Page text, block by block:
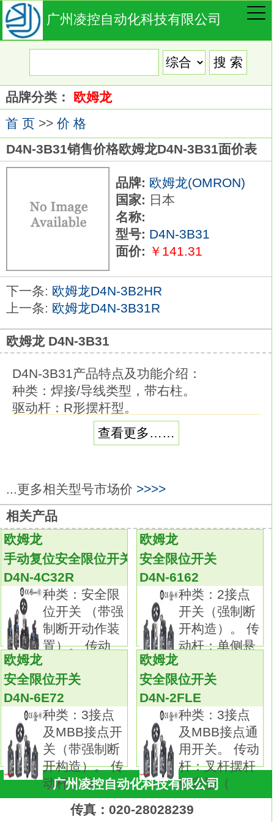
广州凌控自动化科技有限公司
品牌分类：
欧姆龙
首 页>> 价 格
D4N-3B31销售价格欧姆龙D4N-3B31面价表
品牌: 欧姆龙(OMRON)
国家: 日本
名称:
型号: D4N-3B31
面价: ￥141.31
下一条: 欧姆龙D4N-3B2HR
上一条: 欧姆龙D4N-3B31R
欧姆龙 D4N-3B31
D4N-3B31产品特点及功能介绍：
种类：焊接/导线类型，带右柱。
驱动杆：R形摆杆型。
端子规格：带导线，左侧引出。
接触规格：1a。
本体部分尺寸为前代产品的78%,有利于设
备的小型化欧姆龙D4N-3B31。
没有摆杆也同样使用方便的长行程规格
（OT参考值： 1.4mm）。
不含对环境有害的物质，导线类型也实现了
无铅化D4N-3B31
种类：2接点开关（强制断
开构造）。
传动杆：柱塞型。
导管尺寸：单导管型，M20欧姆龙D4N-
3B31。
内置开关构造：2NC（速动型）。
广受好评的安全限位开关可以提供全系列符
合国际标准的产品。
产品包含带有1NC/1NO、2NC、2NC/1NO
和3NC接点形式的型号。
（还可以提供MBB接点慢动型。）
另外可提供M12连接型，更加节省劳动力，
更换更方便。
标准的镀金接点保证了接触的高可靠性欧姆
龙D4N-3B31。
查看更多……
...更多相关型号市场价 >>>>
相关产品
欧姆龙
手动复位安全限位开关
D4N-4C32R
种类：安全限
位开关 （带强
制断开动作装
置）。 传动
欧姆龙
安全限位开关
D4N-6162
种类：2接点
开关（强制断
开构造）。 传
动杆：单侧悬
欧姆龙
安全限位开关
D4N-6E72
种类：3接点
及MBB接点开
关（带强制断
开构造）。 传
动杆：单
欧姆龙
安全限位开关
D4N-2FLE
种类：3接点
及MBB接点通
用开关。 传动
杆：叉杆摆杆
锁定型（
广州凌控自动化科技有限公司
传真：020-28028239